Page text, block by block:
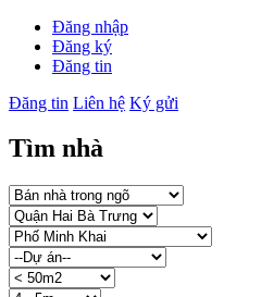
Đăng nhập
Đăng ký
Đăng tin
Đăng tin Liên hệ Ký gửi
Tìm nhà